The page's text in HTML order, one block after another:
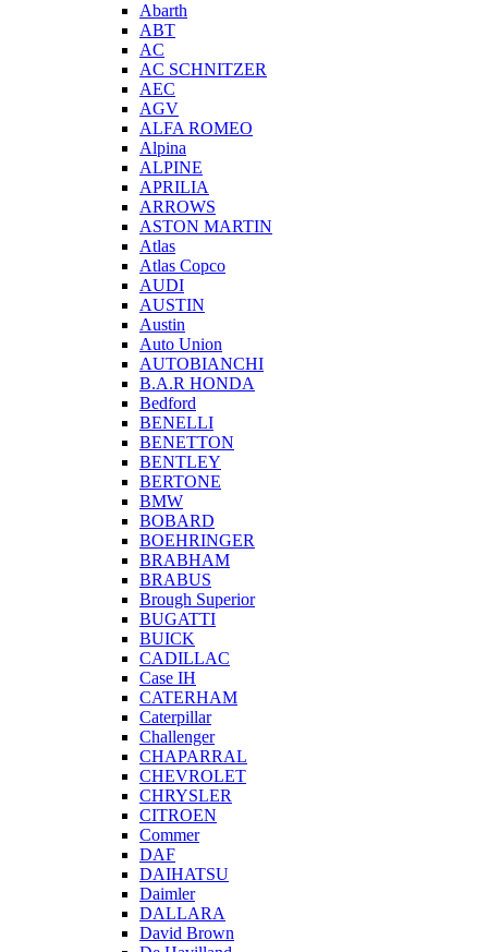
Abarth
ABT
AC
AC SCHNITZER
AEC
AGV
ALFA ROMEO
Alpina
ALPINE
APRILIA
ARROWS
ASTON MARTIN
Atlas
Atlas Copco
AUDI
AUSTIN
Austin
Auto Union
AUTOBIANCHI
B.A.R HONDA
Bedford
BENELLI
BENETTON
BENTLEY
BERTONE
BMW
BOBARD
BOEHRINGER
BRABHAM
BRABUS
Brough Superior
BUGATTI
BUICK
CADILLAC
Case IH
CATERHAM
Caterpillar
Challenger
CHAPARRAL
CHEVROLET
CHRYSLER
CITROEN
Commer
DAF
DAIHATSU
Daimler
DALLARA
David Brown